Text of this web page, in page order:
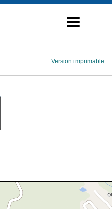
Version imprimable